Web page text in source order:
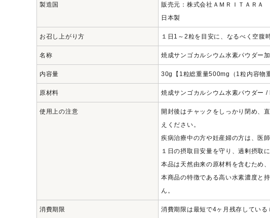
コラム・スタッフのおすすめ
ご利用ガイド等
ようこそ ゲスト 様
meeting_room
ログ
イン
person 録
製造国
販売元：株式会社ＡＭＲＩＴＡＲＡ
日本製
お召し上がり方 １日1～2粒を目安に、なるべく空腹
名称 焼成サンゴカルシウム水素パウダー
内容量 30g【1粒総重量500mg（1粒内容物
原材料 焼成サンゴカルシウム水素パウダー /
使用上の注意
開封後はチャックをしっかり閉め、
えください。
疾病治療中の方や妊産婦の方は、医
１日の摂取目安量を守り、過剰摂取
本品は天然由来の原材料を含むため
本商品の特徴である高い水素濃度と
ん。
消費期限
消費期限は最短で4ヶ月残存してい